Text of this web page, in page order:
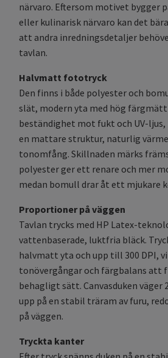
närvaro. Eftersom motivet bygger
eller kulinarisk närvaro kan det
att andra inredningsdetaljer
tavlan.
Halvmatt fototryck
Den finns i både polyester och
slät, modern yta med hög
beständighet mot fukt och UV-
en mattare struktur, naturlig
tonomfång. Skillnaden märks
polyester ger ett renare och mer
medan bomull drar åt ett mjukare
Proportioner på väggen
Tavlan trycks med HP Latex-
vattenbaserade, luktfria bläck.
halvmatt yta och upp till 300 DPI,
tonövergångar och färgbalans att
behagligt sätt. Canvasduken väger
upp på en stabil träram av furu,
på väggen.
Tryckta kanter